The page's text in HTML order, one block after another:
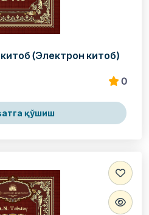
(Электрон китоб)
0
қўшиш